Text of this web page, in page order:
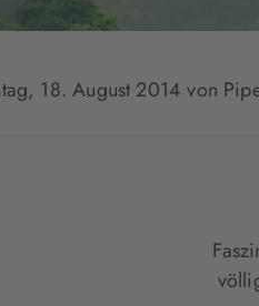
18. August 2014von